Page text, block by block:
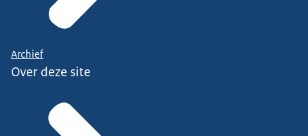
Archief
Over deze site